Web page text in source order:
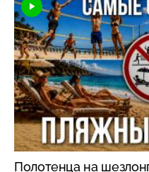
Полотенца на